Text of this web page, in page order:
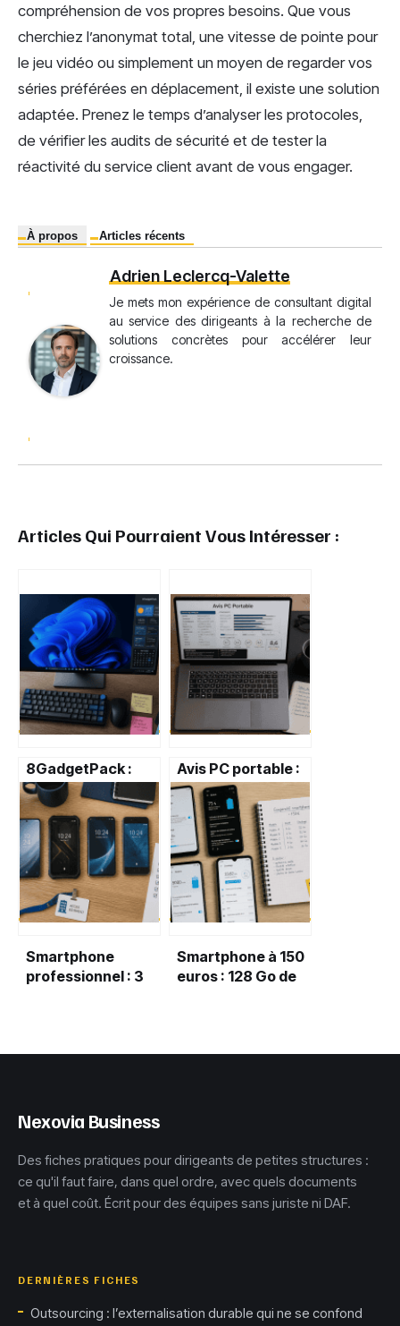
compréhension de vos propres besoins. Que vous
cherchiez l’anonymat total, une vitesse de pointe pour
le jeu vidéo ou simplement un moyen de regarder vos
séries préférées en déplacement, il existe une solution
adaptée. Prenez le temps d’analyser les protocoles,
de vérifier les audits de sécurité et de tester la
réactivité du service client avant de vous engager.
À propos Articles récents
Adrien Leclercq-Valette
Je mets mon expérience de consultant digital
au service des dirigeants à la recherche de
solutions concrètes pour accélérer leur
croissance.
Articles Qui Pourraient Vous Intéresser :
8GadgetPack :
comment
restaurer vos
gadgets sur
Windows 10 et 11
sans
compromettre
votre sécurité ?
Avis PC portable :
16 Go de RAM et
dalle OLED, le duo
indispensable pour
éviter
l’obsolescence
Smartphone
professionnel : 3
données et
Smartphone à 150
euros : 128 Go de
Nexovia Business
Des fiches pratiques pour dirigeants de petites structures :
ce qu'il faut faire, dans quel ordre, avec quels documents
et à quel coût. Écrit pour des équipes sans juriste ni DAF.
DERNIÈRES FICHES
Outsourcing : l’externalisation durable qui ne se confond